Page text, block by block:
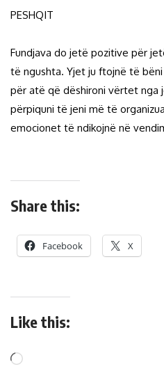
PESHQIT
Fundjava do jetë pozitive për
të ngushta. Yjet ju ftojnë të
për atë që dëshironi vërtet nga
përpiquni të jeni më të
emocionet të ndikojnë në
Share this:
Facebook X
Like this: